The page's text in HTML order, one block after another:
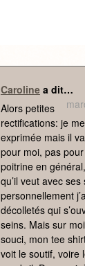
Carolinea dit…
Alors petites
rectifications: je
exprimée mais il
pour moi, pas
poitrine en
qu’il veut avec ses
personnellement
décolletés qui
seins. Mais sur
souci, mon tee
voit le soutif, voire